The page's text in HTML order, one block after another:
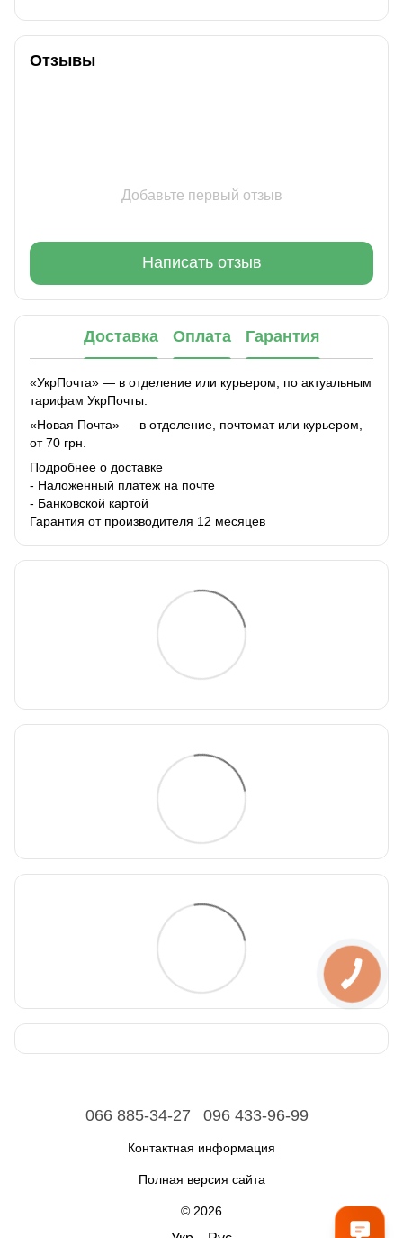
Отзывы
Добавьте первый отзыв
Написать отзыв
Доставка Оплата Гарантия
«УкрПочта» — в отделение или курьером, по актуальным
тарифам УкрПочты.
«Новая Почта» — в отделение, почтомат или курьером,
от 70 грн.
Подробнее о доставке
- Наложенный платеж на почте
- Банковской картой
Гарантия от производителя 12 месяцев
066 885-34-27 096 433-96-99
Контактная информация
Полная версия сайта
© 2026